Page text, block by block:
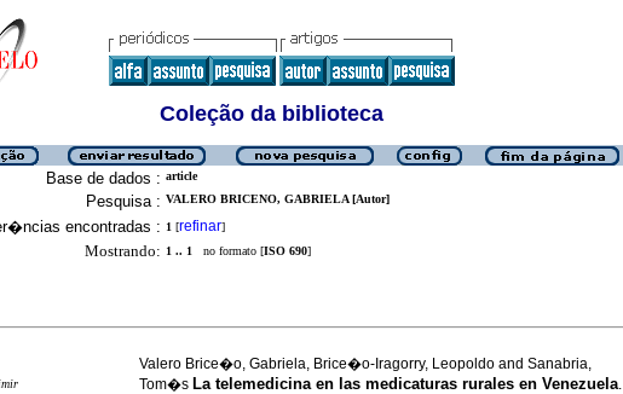
Coleção da biblioteca
Base de dados : article
Pesquisa : VALERO BRICENO, GABRIELA [Autor]
encontradas : 1 [refinar]
Mostrando: 1 .. 1 no formato [ISO 690]
Valero Brice�o, Gabriela, Brice�o-Iragorry, Leopoldo and Sanabria,
Tom�s La telemedicina en las medicaturas rurales en Venezuela.